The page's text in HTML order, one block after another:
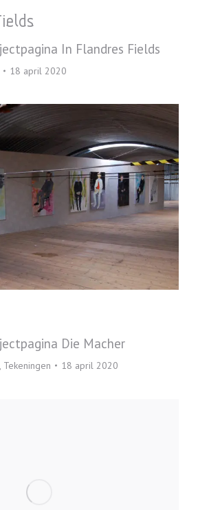
In Flandres Fields
18 april 2020
Die Macher
, Tekeningen 18 april 2020